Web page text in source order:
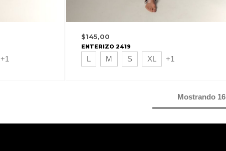
+1
$145,00
ENTERIZO 2419
L M S XL +1
Mostrando16